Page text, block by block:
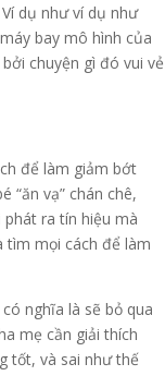
dụ như ví dụ như
bay mô hình của
chuyện gì đó vui vẻ
để làm giảm bớt
“ăn vạ” chán chê,
ra tín hiệu mà
tìm mọi cách để làm
nghĩa là sẽ bỏ qua
mẹ cần giải thích
tốt, và sai như thế